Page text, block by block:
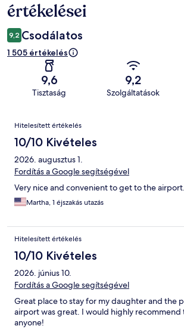
értékelései
9,2 Csodálatos
1 505 értékelés
9,6
Tisztaság
9,2
Szolgáltatások
Értékelések
Hitelesített értékelés
10/10 Kivételes
2026. augusztus 1.
Fordítás a Google segítségével
Very nice and convenient to get to the airport.
Martha, 1 éjszakás utazás
Hitelesített értékelés
10/10 Kivételes
2026. június 10.
Fordítás a Google segítségével
Great place to stay for my daughter and the
airport was great. I would highly recommend
anyone!